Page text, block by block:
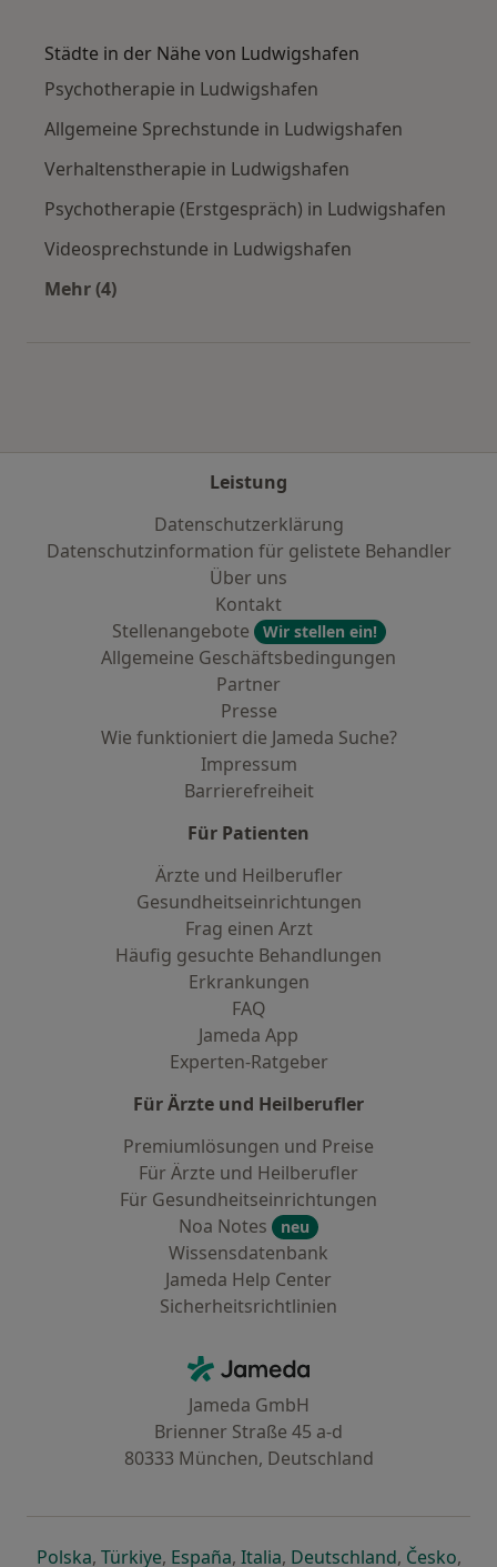
Städte in der Nähe von Ludwigshafen
Psychotherapie in Ludwigshafen
Allgemeine Sprechstunde in Ludwigshafen
Verhaltenstherapie in Ludwigshafen
Psychotherapie (Erstgespräch) in Ludwigshafen
Videosprechstunde in Ludwigshafen
Mehr (4)
Leistung
Datenschutzerklärung
Datenschutzinformation für gelistete Behandler
Über uns
Kontakt
Stellenangebote
Wir stellen ein!
Allgemeine Geschäftsbedingungen
Partner
Presse
Wie funktioniert die Jameda Suche?
Impressum
Barrierefreiheit
Für Patienten
Ärzte und Heilberufler
Gesundheitseinrichtungen
Frag einen Arzt
Häufig gesuchte Behandlungen
Erkrankungen
FAQ
Jameda App
Experten-Ratgeber
Für Ärzte und Heilberufler
Premiumlösungen und Preise
Für Ärzte und Heilberufler
Für Gesundheitseinrichtungen
Noa Notes
neu
Wissensdatenbank
Jameda Help Center
Sicherheitsrichtlinien
Jameda - Startseite
Jameda GmbH
Brienner Straße 45 a-d
80333 München, Deutschland
Polskaöffnet in einer neuen Registerkarte
, Türkiyeöffnet in einer neuen Registerkarte
, Españaöffnet in einer neuen
, Italiaöffnet in einer neuen
, Deutschlandöffnet in
, Česko,